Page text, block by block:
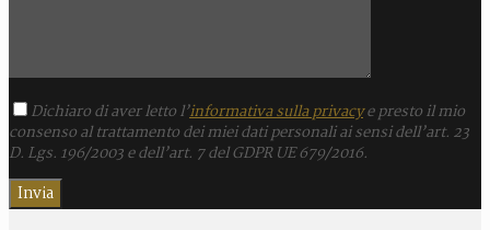
Dichiaro di aver letto l’informativa sulla privacye presto il mio
consenso al trattamento dei miei dati personali ai sensi dell’art. 23
D. Lgs. 196/2003 e dell’art. 7 del GDPR UE 679/2016.